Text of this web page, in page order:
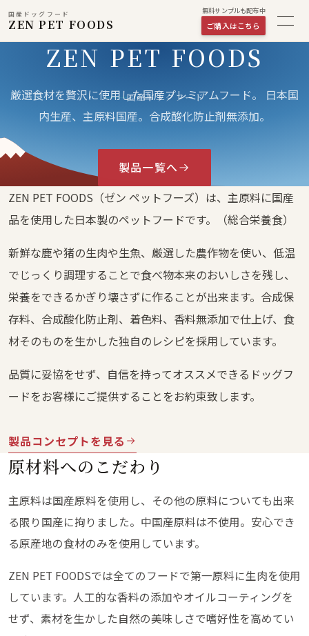
国産ドッグフード
ZEN PET FOODS
無料サンプルも配布中
ご購入はこちら
国産ドッグフード
国産ドッグフード
ZEN PET FOODS
厳選食材を贅沢に使用した国産プレミアムフード。
日本国
内生産、主原料国産。合成酸化防止剤無添加。
製品一覧へ
ZEN PET FOODS（ゼン ペットフーズ）は、主原料に国産
品を使用した日本製のペットフードです。（総合栄養食）
新鮮な鹿や猪の生肉や生魚、厳選した農作物を使い、低温
でじっくり調理することで食べ物本来のおいしさを残し、
栄養をできるかぎり壊さずに作ることが出来ます。合成保
存料、合成酸化防止剤、着色料、香料無添加で仕上げ、食
材そのものを生かした独自のレシピを採用しています。
品質に妥協をせず、自信を持ってオススメできるドッグフ
ードをお客様にご提供することをお約束致します。
製品コンセプトを見る
原材料へのこだわり
主原料は国産原料を使用し、その他の原料についても出来
る限り国産に拘りました。中国産原料は不使用。安心でき
る原産地の食材のみを使用しています。
ZEN PET FOODSでは全てのフードで第一原料に生肉を使用
しています。人工的な香料の添加やオイルコーティングを
せず、素材を生かした自然の美味しさで嗜好性を高めてい